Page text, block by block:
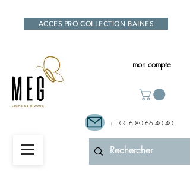
ACCES PRO COLLECTION BAINES
mon compte
(+33) 6 80 66 40 40